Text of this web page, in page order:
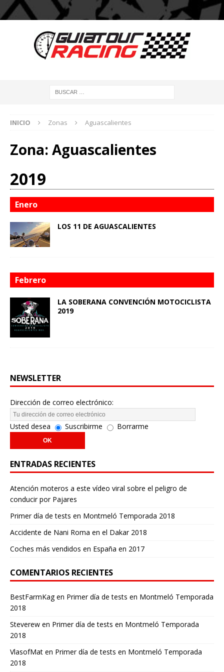
INICIO Zonas Aguascalientes
Zona: Aguascalientes
2019
Enero
LOS 11 DE AGUASCALIENTES
Febrero
LA SOBERANA CONVENCIÓN MOTOCICLISTA
2019
NEWSLETTER
Dirección de correo electrónico:
Usted desea Suscribirme Borrarme
ENTRADAS RECIENTES
Atención moteros a este vídeo viral sobre el peligro de
conducir por Pajares
Primer día de tests en Montmeló Temporada 2018
Accidente de Nani Roma en el Dakar 2018
Coches más vendidos en España en 2017
COMENTARIOS RECIENTES
BestFarmKagen Primer día de tests en Montmeló Temporada
2018
Steverew en Primer día de tests en Montmeló Temporada
2018
VlasofMat en Primer día de tests en Montmeló Temporada
2018